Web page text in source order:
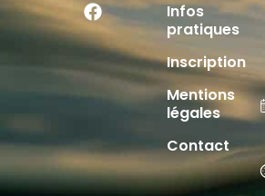
Infos
pratiques
Inscription
Mentions
légales
Contact